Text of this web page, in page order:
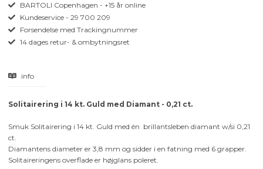
BARTOLI Copenhagen - +15 år online
Kundeservice - 29 700 209
Forsendelse med Trackingnummer
14 dages retur- & ombytningsret
info
Solitairering i 14 kt. Guld med Diamant - 0,21 ct.
Smuk Solitairering i 14 kt. Guld med én brillantsleben diamant w/si 0,21
ct.
Diamantens diameter er 3,8 mm og sidder i en fatning med 6 grapper.
Solitaireringens overflade er højglans poleret.